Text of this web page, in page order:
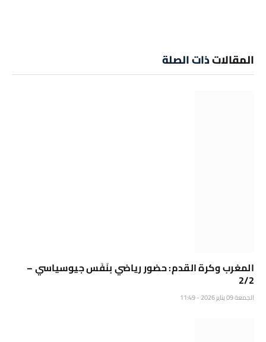
المقالاتذات الصلة
المغرب وكرة القدم: حضور رياضي بنَفَس جيوسياسي –
2/2
الجمعة 09 يناير 2026 - 11:49